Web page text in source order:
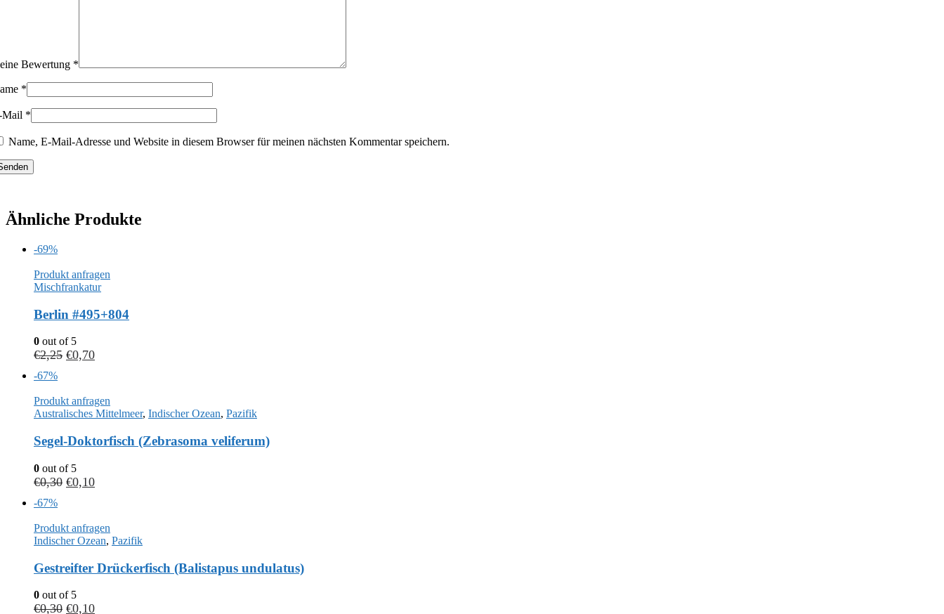
Bewertung *
*
Mail *
Name, E-Mail-Adresse und Website in diesem Browser für meinen nächsten Kommentar speichern.
Ähnliche Produkte
-69%
Produkt anfragen
Mischfrankatur
Berlin #495+804
0 out of 5
€2,25 €0,70
-67%
Produkt anfragen
Australisches Mittelmeer, Indischer Ozean, Pazifik
Segel-Doktorfisch (Zebrasoma veliferum)
0 out of 5
€0,30 €0,10
-67%
Produkt anfragen
Indischer Ozean, Pazifik
Gestreifter Drückerfisch (Balistapus undulatus)
0 out of 5
€0,30 €0,10